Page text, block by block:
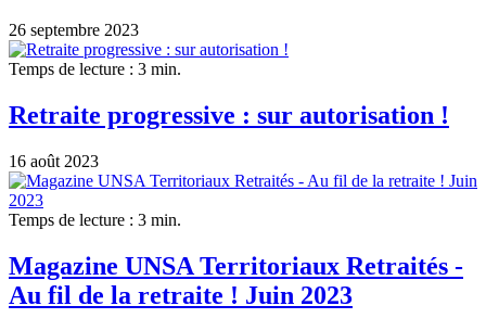
26 septembre 2023
Temps de lecture : 3 min.
Retraite progressive : sur autorisation !
16 août 2023
Temps de lecture : 3 min.
Magazine UNSA Territoriaux Retraités -
Au fil de la retraite ! Juin 2023